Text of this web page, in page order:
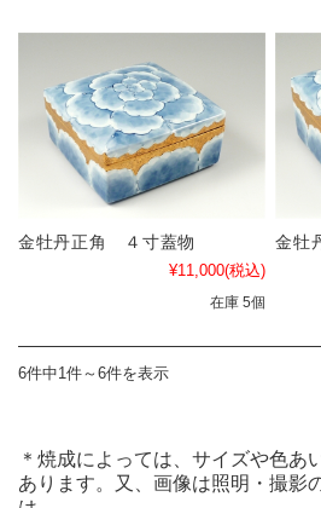
金牡丹正角 ４寸蓋物
¥11,000(税込)
在庫 5個
金牡
6件中1件～6件を表示
＊焼成によっては、サイズや色あ
あります。又、画像は照明・撮影